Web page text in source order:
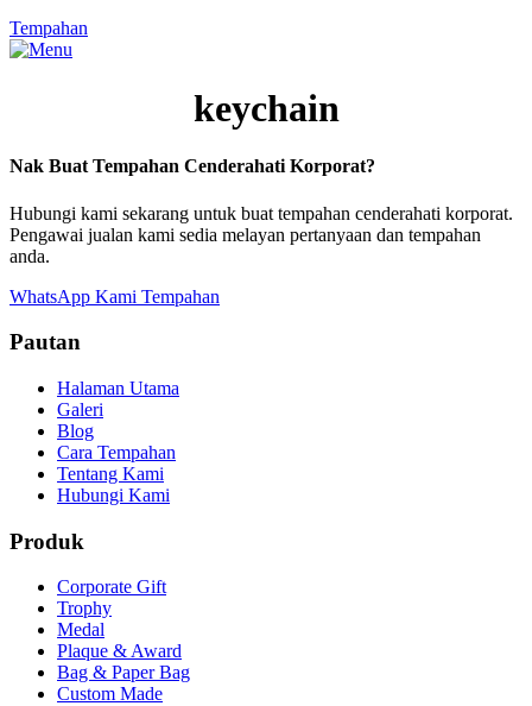
Tempahan
keychain
Nak Buat Tempahan Cenderahati Korporat?
Hubungi kami sekarang untuk buat tempahan cenderahati korporat.
Pengawai jualan kami sedia melayan pertanyaan dan tempahan
anda.
WhatsApp Kami Tempahan
Pautan
Halaman Utama
Galeri
Blog
Cara Tempahan
Tentang Kami
Hubungi Kami
Produk
Corporate Gift
Trophy
Medal
Plaque & Award
Bag & Paper Bag
Custom Made